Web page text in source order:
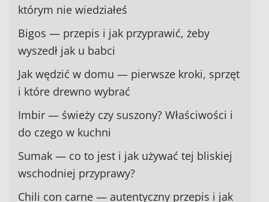
którym nie wiedziałeś
Bigos — przepis i jak przyprawić, żeby
wyszedł jak u babci
Jak wędzić w domu — pierwsze kroki, sprzęt
i które drewno wybrać
Imbir — świeży czy suszony? Właściwości i
do czego w kuchni
Sumak — co to jest i jak używać tej bliskiej
wschodniej przyprawy?
Chili con carne — autentyczny przepis i jak